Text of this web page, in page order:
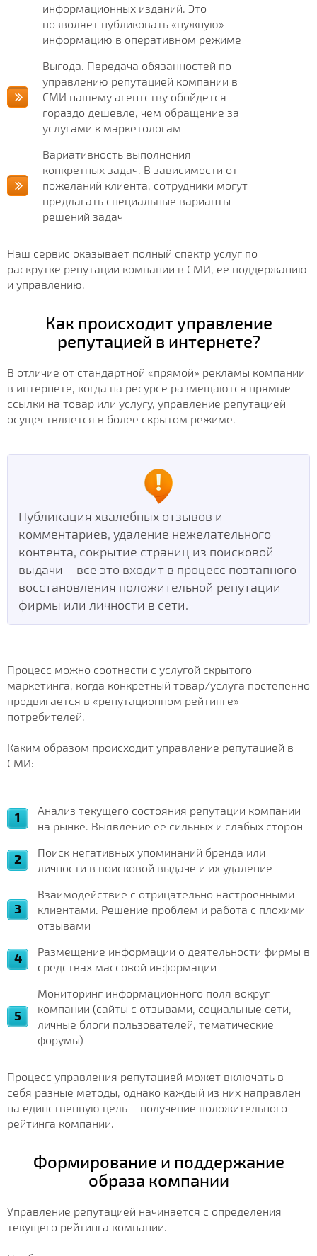
информационных изданий. Это
позволяет публиковать «нужную»
информацию в оперативном режиме
Выгода. Передача обязанностей по
управлению репутацией компании в
СМИ нашему агентству обойдется
гораздо дешевле, чем обращение за
услугами к маркетологам
Вариативность выполнения
конкретных задач. В зависимости от
пожеланий клиента, сотрудники могут
предлагать специальные варианты
решений задач
Наш сервис оказывает полный спектр услуг по
раскрутке репутации компании в СМИ, ее поддержанию
и управлению.
Как происходит управление
репутацией в интернете?
В отличие от стандартной «прямой» рекламы компании
в интернете, когда на ресурсе размещаются прямые
ссылки на товар или услугу, управление репутацией
осуществляется в более скрытом режиме.
Публикация хвалебных отзывов и
комментариев, удаление нежелательного
контента, сокрытие страниц из поисковой
выдачи – все это входит в процесс поэтапного
восстановления положительной репутации
фирмы или личности в сети.
Процесс можно соотнести с услугой скрытого
маркетинга, когда конкретный товар/услуга постепенно
продвигается в «репутационном рейтинге»
потребителей.
Каким образом происходит управление репутацией в
СМИ:
Анализ текущего состояния репутации компании
на рынке. Выявление ее сильных и слабых сторон
Поиск негативных упоминаний бренда или
личности в поисковой выдаче и их удаление
Взаимодействие с отрицательно настроенными
клиентами. Решение проблем и работа с плохими
отзывами
Размещение информации о деятельности фирмы в
средствах массовой информации
Мониторинг информационного поля вокруг
компании (сайты с отзывами, социальные сети,
личные блоги пользователей, тематические
форумы)
Процесс управления репутацией может включать в
себя разные методы, однако каждый из них направлен
на единственную цель – получение положительного
рейтинга компании.
Формирование и поддержание
образа компании
Управление репутацией начинается с определения
текущего рейтинга компании.